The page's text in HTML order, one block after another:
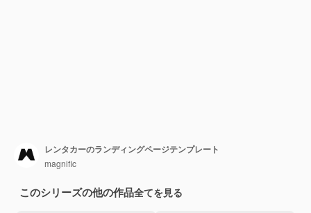
レンタカーのランディングページテンプレート
magnific
このシリーズの他の作品全てを見る